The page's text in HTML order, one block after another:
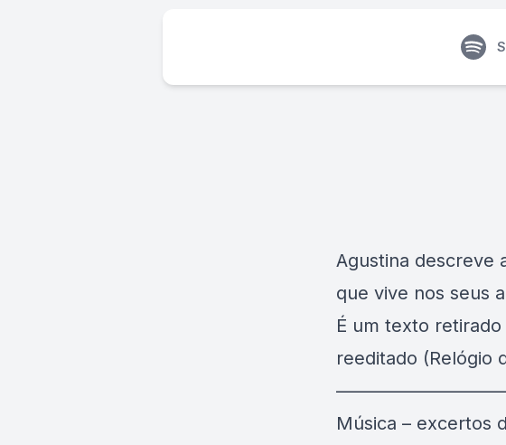
Agustina descreve
que vive nos seus
É um texto
reeditado (Relógio
Música – excertos